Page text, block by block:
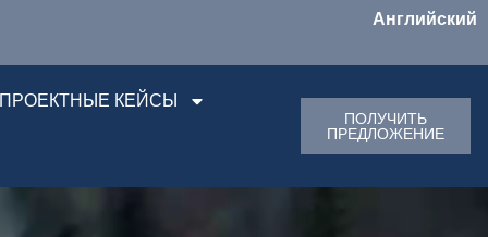
Английский
ПРОЕКТНЫЕ КЕЙСЫ
ПОЛУЧИТЬ
ПРЕДЛОЖЕНИЕ